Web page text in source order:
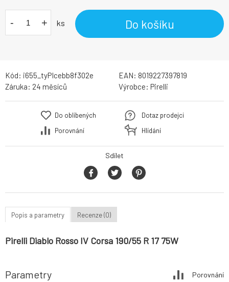
- + ks Do košíku
Kód: i655_tyPIcebb8f302e EAN: 8019227397819
Záruka: 24 měsíců Výrobce: Pirelli
Do oblíbených
Porovnání
Dotaz prodejci
Hlídání
Sdílet
Popis a parametry Recenze (0)
Pirelli Diablo Rosso IV Corsa 190/55 R 17 75W
Parametry Porovnání